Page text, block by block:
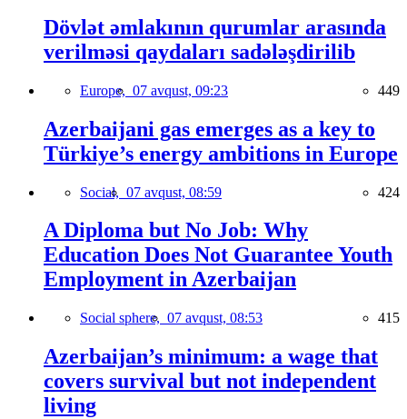
Dövlət əmlakının qurumlar arasında
verilməsi qaydaları sadələşdirilib
Europe, 07 avqust, 09:23 449
Azerbaijani gas emerges as a key to
Türkiye’s energy ambitions in Europe
Social, 07 avqust, 08:59 424
A Diploma but No Job: Why
Education Does Not Guarantee Youth
Employment in Azerbaijan
Social sphere, 07 avqust, 08:53 415
Azerbaijan’s minimum: a wage that
covers survival but not independent
living